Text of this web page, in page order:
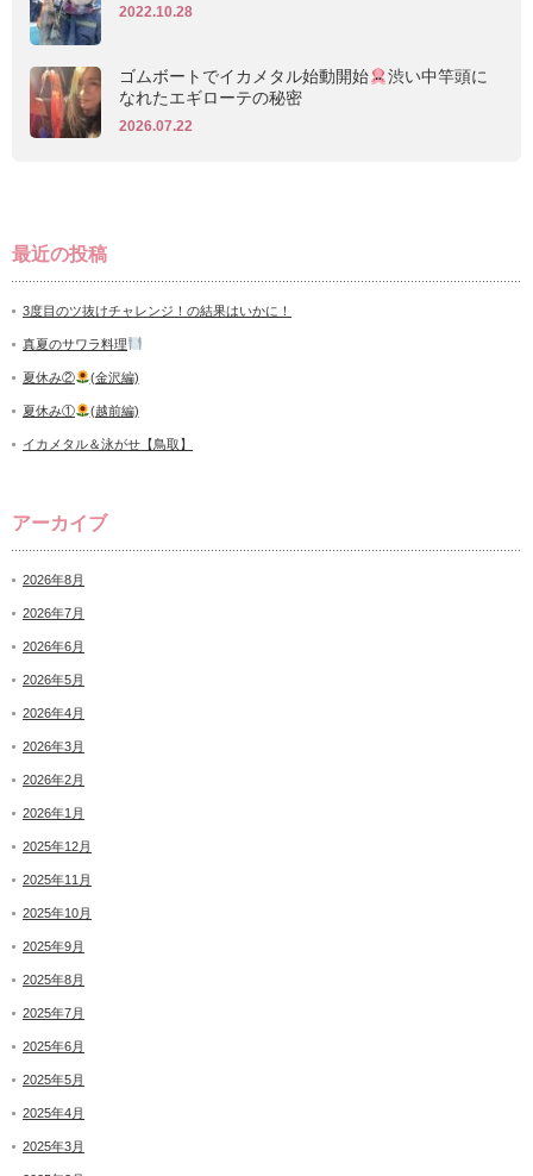
2022.10.28
ゴムボートでイカメタル始動開始
渋い中竿頭に
なれたエギローテの秘密
2026.07.22
最近の投稿
3度目のツ抜けチャレンジ！の結果はいかに！
真夏のサワラ料理
夏休み② (金沢編)
夏休み① (越前編)
イカメタル＆泳がせ【鳥取】
アーカイブ
2026年8月
2026年7月
2026年6月
2026年5月
2026年4月
2026年3月
2026年2月
2026年1月
2025年12月
2025年11月
2025年10月
2025年9月
2025年8月
2025年7月
2025年6月
2025年5月
2025年4月
2025年3月